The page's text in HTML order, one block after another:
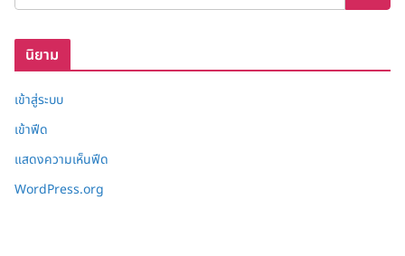
ก็
นิยาม
เข้าสู่ระบบ
เข้าฟีด
แสดงความเห็นฟีด
WordPress.org